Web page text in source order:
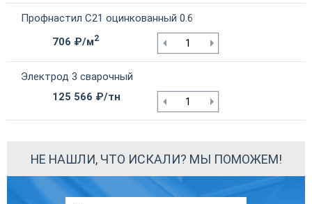
Профнастил С21 оцинкованный 0.6
706 ₽/м2
Электрод 3 сварочный
125 566 ₽/тн
НЕ НАШЛИ, ЧТО ИСКАЛИ? МЫ ПОМОЖЕМ!